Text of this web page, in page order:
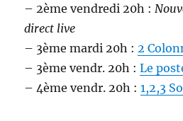
– 2ème vendredi 20h :
direct live
– 3ème mardi 20h : 2
– 3ème vendr. 20h :Le
– 4ème vendr. 20h :1,2,3